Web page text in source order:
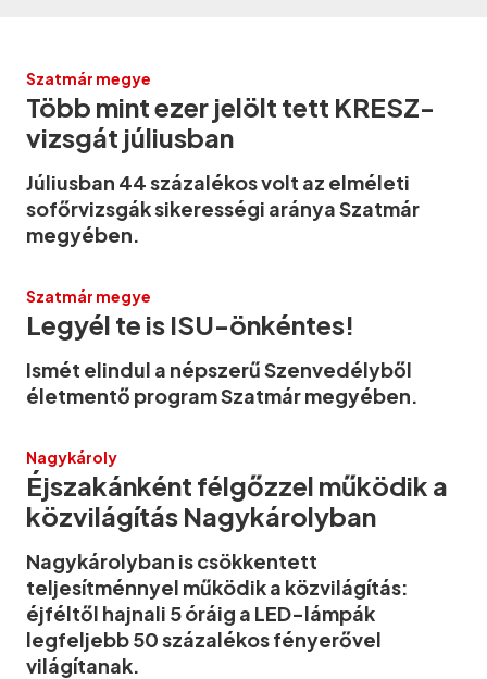
Szatmár megye
Több mint ezer jelölt tett KRESZ-
vizsgát júliusban
Júliusban 44 százalékos volt az elméleti
sofőrvizsgák sikerességi aránya Szatmár
megyében.
Szatmár megye
Legyél te is ISU-önkéntes!
Ismét elindul a népszerű Szenvedélyből
életmentő program Szatmár megyében.
Nagykároly
Éjszakánként félgőzzel működik a
közvilágítás Nagykárolyban
Nagykárolyban is csökkentett
teljesítménnyel működik a közvilágítás:
éjféltől hajnali 5 óráig a LED-lámpák
legfeljebb 50 százalékos fényerővel
világítanak.